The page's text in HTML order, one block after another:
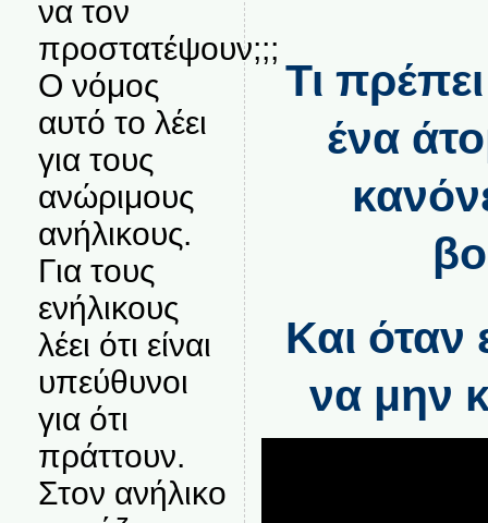
να τον
προστατέψουν;;;
Ο νόμος
αυτό το λέει
για τους
ανώριμους
ανήλικους.
Για τους
ενήλικους
λέει ότι είναι
υπεύθυνοι
για ότι
πράττουν.
Στον ανήλικο
Τι
ένα
Και όταν
να μην